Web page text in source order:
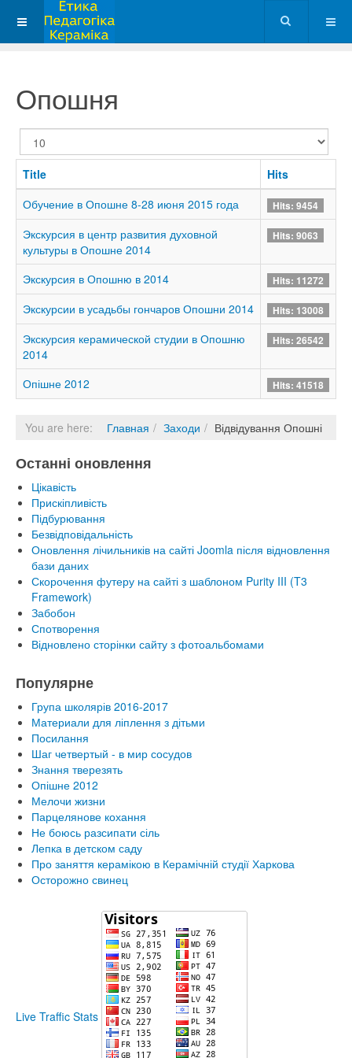
Опошня
Display
#
Title
Hits
Обучение в Опошне 8-28 июня 2015 года
Hits: 9454
Экскурсия в центр развития духовной
культуры в Опошне 2014
Hits: 9063
Экскурсия в Опошню в 2014 Hits: 11272
Экскурсии в усадьбы гончаров Опошни 2014 Hits: 13008
Экскурсия керамической студии в Опошню
2014
Hits: 26542
Опішне 2012 Hits: 41518
You are here: Главная Заходи Відвідування Опошні
Останні оновлення
Цікавість
Прискіпливість
Підбурювання
Безвідповідальність
Оновлення лічильників на сайті Joomla після відновлення
бази даних
Скорочення футеру на сайті з шаблоном Purity III (T3
Framework)
Забобон
Спотворення
Відновлено сторінки сайту з фотоальбомами
Популярне
Група школярів 2016-2017
Материали для ліплення з дітьми
Посилання
Шаг четвертый - в мир сосудов
Знання тверезять
Опішне 2012
Мелочи жизни
Парцелянове кохання
Не боюсь разсипати сіль
Лепка в детском саду
Про заняття керамікою в Керамічній студії Харкова
Осторожно свинец
Live Traffic Stats